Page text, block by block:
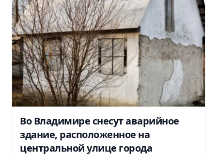
Во Владимире снесут аварийное
здание, расположенное на
центральной улице города